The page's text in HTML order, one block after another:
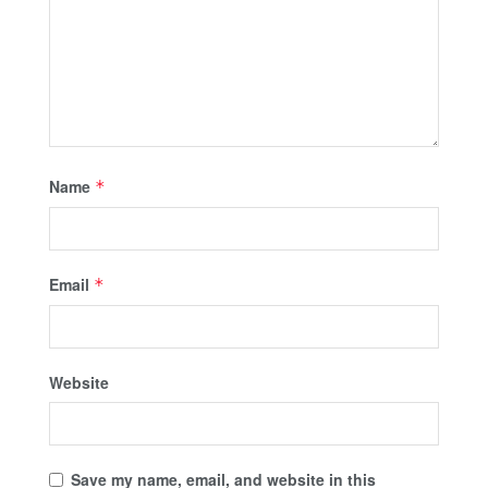
Name *
Email *
Website
Save my name, email, and website in this